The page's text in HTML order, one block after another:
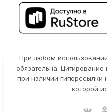
При любом
обязательна.
при наличии гиперссылки
которой